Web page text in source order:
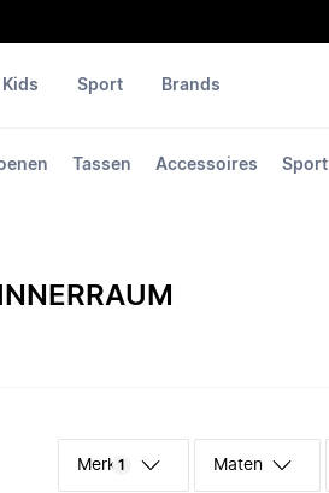
Tassen Accessoires Sport
Kids Sport Brands
Merk 1 Maten